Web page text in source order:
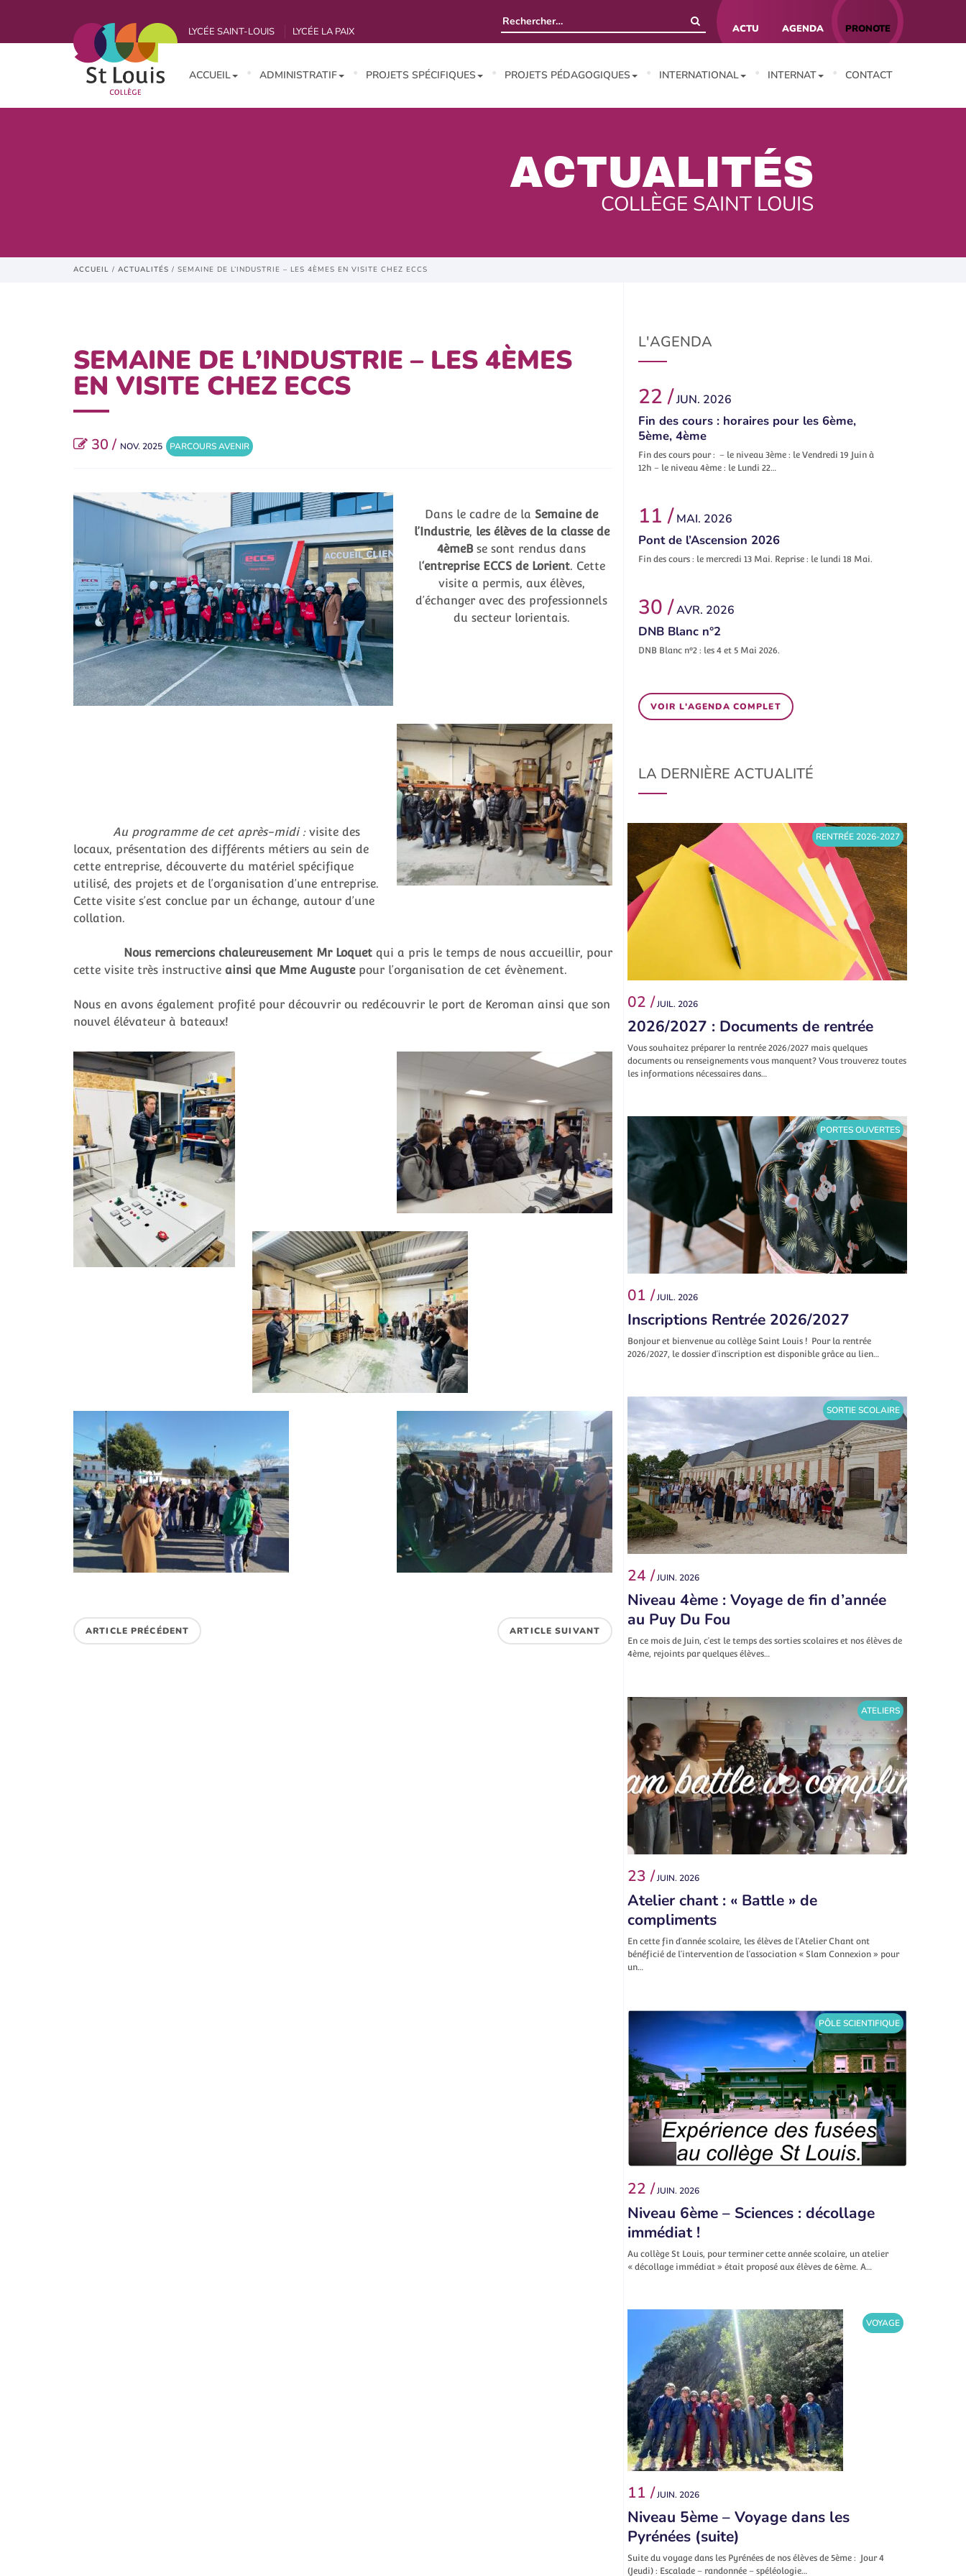
LYCÉE SAINT-LOUIS LYCÉE LA PAIX
Rechercher :
PRONOTE
AGENDA
ACTU
ACCUEIL ADMINISTRATIF PROJETS SPÉCIFIQUES PROJETS PÉDAGOGIQUES INTERNATIONAL INTERNAT CONTACT
ACTUALITÉS
COLLÈGE SAINT LOUIS
ACCUEIL / ACTUALITÉS / SEMAINE DE L’INDUSTRIE – LES 4ÈMES EN VISITE CHEZ ECCS
SEMAINE DE L’INDUSTRIE – LES 4ÈMES
EN VISITE CHEZ ECCS
30 / NOV. 2025 PARCOURS AVENIR
Dans le cadre de la Semaine de
l’Industrie, les élèves de la classe de
4èmeBse sont rendus dans
l‘entreprise ECCS de Lorient. Cette
visite a permis, aux élèves,
d’échanger avec des professionnels
du secteur lorientais.
Au programme de cet après-midi :visite des
locaux, présentation des différents métiers au sein de
cette entreprise, découverte du matériel spécifique
utilisé, des projets et de l’organisation d’une entreprise.
Cette visite s’est conclue par un échange, autour d’une
collation.
Nous remercions chaleureusement Mr Loquet qui a pris le temps de nous accueillir, pour
cette visite très instructive ainsi que Mme Augustepour l’organisation de cet évènement.
Nous en avons également profité pour découvrir ou redécouvrir le port de Keroman ainsi que son
nouvel élévateur à bateaux!
ARTICLE PRÉCÉDENT ARTICLE SUIVANT
L'AGENDA
22 /JUN. 2026
Fin des cours : horaires pour les 6ème,
5ème, 4ème
Fin des cours pour : – le niveau 3ème : le Vendredi 19 Juin à
12h – le niveau 4ème : le Lundi 22…
11 / MAI. 2026
Pont de l’Ascension 2026
Fin des cours : le mercredi 13 Mai. Reprise : le lundi 18 Mai.
30 /AVR. 2026
DNB Blanc n°2
DNB Blanc n°2 : les 4 et 5 Mai 2026.
VOIR L'AGENDA COMPLET
LA DERNIÈRE ACTUALITÉ
RENTRÉE 2026-2027
02 /JUIL. 2026
2026/2027 : Documents de rentrée
Vous souhaitez préparer la rentrée 2026/2027 mais quelques
documents ou renseignements vous manquent? Vous trouverez toutes
les informations nécessaires dans…
PORTES OUVERTES
01 /JUIL. 2026
Inscriptions Rentrée 2026/2027
Bonjour et bienvenue au collège Saint Louis ! Pour la rentrée
2026/2027, le dossier d’inscription est disponible grâce au lien…
SORTIE SCOLAIRE
24 /JUIN. 2026
Niveau 4ème : Voyage de fin d’année
au Puy Du Fou
En ce mois de Juin, c’est le temps des sorties scolaires et nos élèves de
4ème, rejoints par quelques élèves…
ATELIERS
23 /JUIN. 2026
Atelier chant : « Battle » de
compliments
En cette fin d’année scolaire, les élèves de l’Atelier Chant ont
bénéficié de l’intervention de l’association « Slam Connexion » pour
un…
PÔLE SCIENTIFIQUE
22 /JUIN. 2026
Niveau 6ème – Sciences : décollage
immédiat !
Au collège St Louis, pour terminer cette année scolaire, un atelier
« décollage immédiat » était proposé aux élèves de 6ème. A…
VOYAGE
11 /JUIN. 2026
Niveau 5ème – Voyage dans les
Pyrénées (suite)
Suite du voyage dans les Pyrénées de nos élèves de 5ème : Jour 4
(Jeudi) : Escalade – randonnée – spéléologie…